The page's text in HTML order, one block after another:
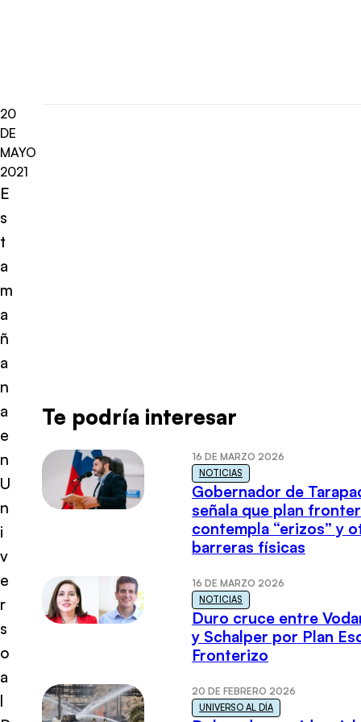
20
DE
MAYO
2021
E
s
t
a
m
a
ñ
a
n
a
e
n
U
n
i
v
e
r
s
o
a
l
Te podría interesar
16 DE MARZO 2026
NOTICIAS
Gobernador de
señala que plan
contempla “erizos” y
barreras físicas
16 DE MARZO 2026
NOTICIAS
Duro cruce entre
y Schalper por Plan
Fronterizo
20 DE FEBRERO 2026
UNIVERSO AL DÍA